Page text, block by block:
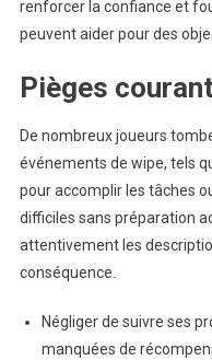
renforcer la confiance et
peuvent aider pour des
Pièges
De nombreux joueurs
événements de wipe, tels
pour accomplir les tâches
difficiles sans préparation
attentivement les
conséquence.
Négliger de suivre ses
manquées de